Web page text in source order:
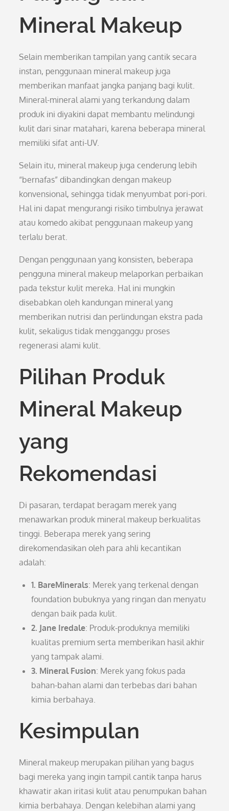
Mineral Makeup
Selain memberikan tampilan yang cantik secara
instan, penggunaan mineral makeup juga
memberikan manfaat jangka panjang bagi kulit.
Mineral-mineral alami yang terkandung dalam
produk ini diyakini dapat membantu melindungi
kulit dari sinar matahari, karena beberapa mineral
memiliki sifat anti-UV.
Selain itu, mineral makeup juga cenderung lebih
“bernafas” dibandingkan dengan makeup
konvensional, sehingga tidak menyumbat pori-pori.
Hal ini dapat mengurangi risiko timbulnya jerawat
atau komedo akibat penggunaan makeup yang
terlalu berat.
Dengan penggunaan yang konsisten, beberapa
pengguna mineral makeup melaporkan perbaikan
pada tekstur kulit mereka. Hal ini mungkin
disebabkan oleh kandungan mineral yang
memberikan nutrisi dan perlindungan ekstra pada
kulit, sekaligus tidak mengganggu proses
regenerasi alami kulit.
Pilihan Produk
Mineral Makeup
yang
Rekomendasi
Di pasaran, terdapat beragam merek yang
menawarkan produk mineral makeup berkualitas
tinggi. Beberapa merek yang sering
direkomendasikan oleh para ahli kecantikan
adalah:
1. BareMinerals: Merek yang terkenal dengan
foundation bubuknya yang ringan dan menyatu
dengan baik pada kulit.
2. Jane Iredale: Produk-produknya memiliki
kualitas premium serta memberikan hasil akhir
yang tampak alami.
3. Mineral Fusion: Merek yang fokus pada
bahan-bahan alami dan terbebas dari bahan
kimia berbahaya.
Kesimpulan
Mineral makeup merupakan pilihan yang bagus
bagi mereka yang ingin tampil cantik tanpa harus
khawatir akan iritasi kulit atau penumpukan bahan
kimia berbahaya. Dengan kelebihan alami yang